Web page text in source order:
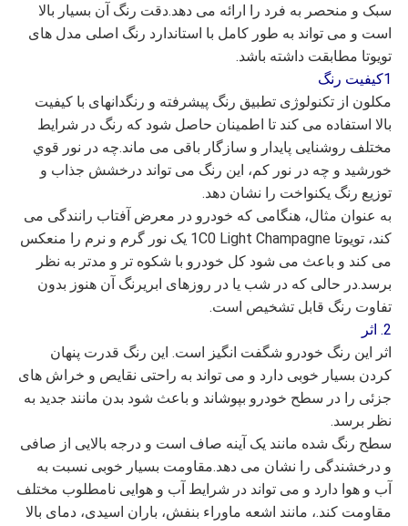
سبک و منحصر به فرد را ارائه می دهد.دقت رنگ آن بسیار بالا
است و می تواند به طور کامل با استاندارد رنگ اصلی مدل های
تویوتا مطابقت داشته باشد.
1کیفیت رنگ
مکلون از تکنولوژی تطبیق رنگ پیشرفته و رنگدانهای با کیفیت
بالا استفاده می کند تا اطمینان حاصل شود که رنگ در شرایط
مختلف روشنایی پایدار و سازگار باقی می ماند.چه در نور قوي
خورشيد و چه در نور کم، این رنگ می تواند درخشش جذاب و
توزیع رنگ یکنواخت را نشان دهد.
به عنوان مثال، هنگامی که خودرو در معرض آفتاب رانندگی می
کند، تویوتا 1C0 Light Champagne یک نور گرم و نرم را منعکس
می کند و باعث می شود کل خودرو با شکوه تر و مدتر به نظر
برسد.در حالی که در شب یا در روزهای ابریرنگ آن هنوز بدون
تفاوت رنگ قابل تشخیص است.
2. اثر
اثر این رنگ خودرو شگفت انگیز است. این رنگ قدرت پنهان
کردن بسیار خوبی دارد و می تواند به راحتی نقایص و خراش های
جزئی را در سطح خودرو بپوشاند و باعث شود بدن مانند جدید به
نظر برسد.
سطح رنگ شده مانند یک آینه صاف است و درجه بالایی از صافی
و درخشندگی را نشان می دهد.مقاومت بسیار خوبی نسبت به
آب و هوا دارد و می تواند در شرایط آب و هوایی نامطلوب مختلف
مقاومت کند.، مانند اشعه ماوراء بنفش، باران اسیدی، دمای بالا